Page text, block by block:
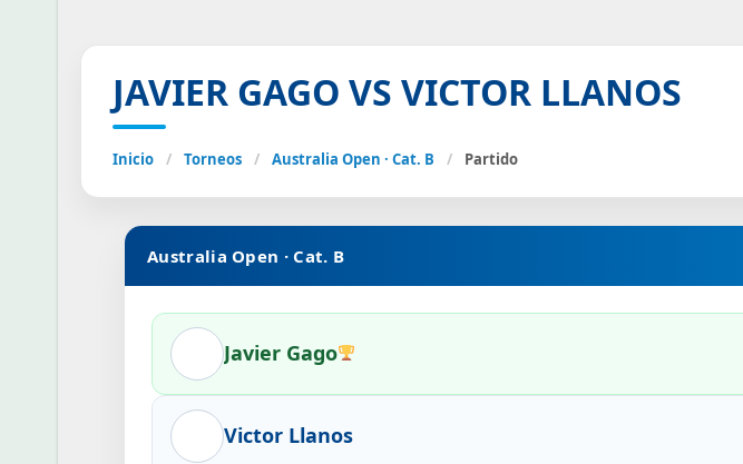
JAVIER GAGO VS VICTOR LLANOS
Inicio / Torneos / Australia Open · Cat. B / Partido
Australia Open · Cat. B
Javier Gago
Victor Llanos